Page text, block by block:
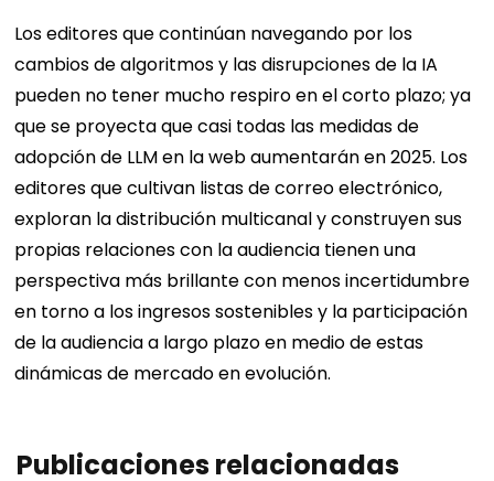
Los editores que continúan navegando por los
cambios de algoritmos y las disrupciones de la IA
pueden no tener mucho respiro en el corto plazo; ya
que se proyecta que casi todas las medidas de
adopción de LLM en la web aumentarán en 2025. Los
editores que cultivan listas de correo electrónico,
exploran la distribución multicanal y construyen sus
propias relaciones con la audiencia tienen una
perspectiva más brillante con menos incertidumbre
en torno a los ingresos sostenibles y la participación
de la audiencia a largo plazo en medio de estas
dinámicas de mercado en evolución.
Publicaciones relacionadas